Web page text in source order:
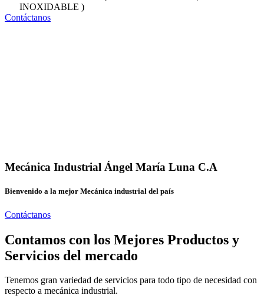
INOXIDABLE )
Contáctanos
Mecánica Industrial Ángel María Luna C.A
Bienvenido a la mejor Mecánica industrial del país
Contáctanos
Contamos con los Mejores Productos y
Servicios del mercado
Tenemos gran variedad de servicios para todo tipo de necesidad con
respecto a mecánica industrial.